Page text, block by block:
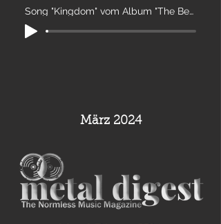
Song "Kingdom" vom Album "The Beast"
März 2024